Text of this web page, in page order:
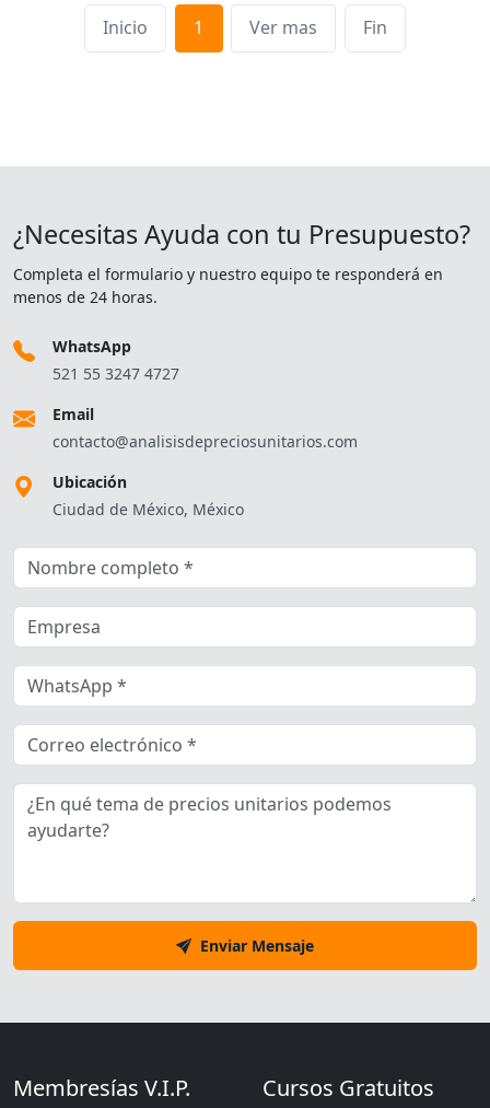
Inicio 1 Ver mas Fin
¿Necesitas Ayuda con tu Presupuesto?
Completa el formulario y nuestro equipo te responderá en
menos de 24 horas.
WhatsApp
521 55 3247 4727
Email
contacto@analisisdepreciosunitarios.com
Ubicación
Ciudad de México, México
Enviar Mensaje
Membresías V.I.P. Cursos Gratuitos